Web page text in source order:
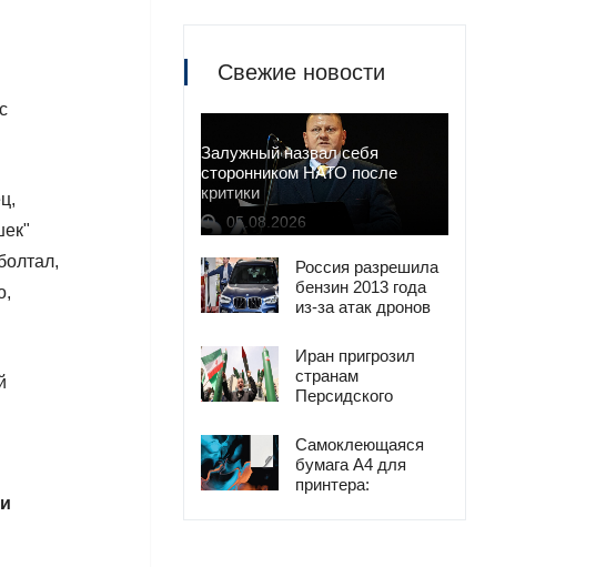
Свежие новости
Залужный назвал себя
сторонником НАТО после
критики
05.08.2026
Россия разрешила
бензин 2013 года
из-за атак дронов
Иран пригрозил
странам
Персидского
ответ на атаки
США
Самоклеющаяся
бумага А4 для
принтера: